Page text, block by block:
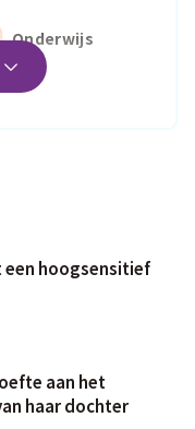
Onderwijs
Wonen
een hoogsensitief
aan het
haar dochter